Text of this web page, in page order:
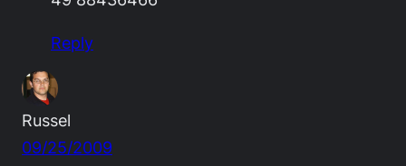
Reply
Russel
09/25/2009